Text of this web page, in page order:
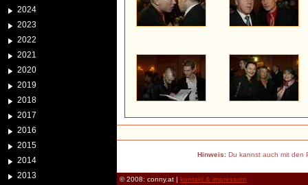
2024
2023
2022
2021
2020
2019
2018
2017
2016
2015
2014
2013
Hinweis:Du kannst auch mit den
© 2008: conny.at | kontakt & impressum